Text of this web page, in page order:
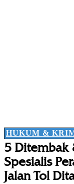
HUKUM &
5 Ditembak
Spesialis
Jalan Tol